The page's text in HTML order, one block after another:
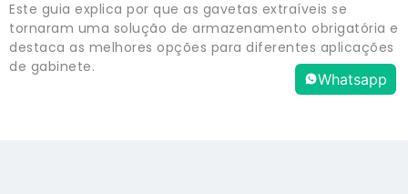
Este guia explica por que as gavetas extraíveis se
tornaram uma solução de armazenamento obrigatória e
destaca as melhores opções para diferentes aplicações
de gabinete.
Whatsapp